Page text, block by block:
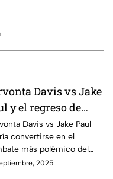
Davis vs Jake
y el regreso de
García | A Raspar
Davis vs Jake Paul
convertirse en el
más polémico del
mientras Ryan García
2025